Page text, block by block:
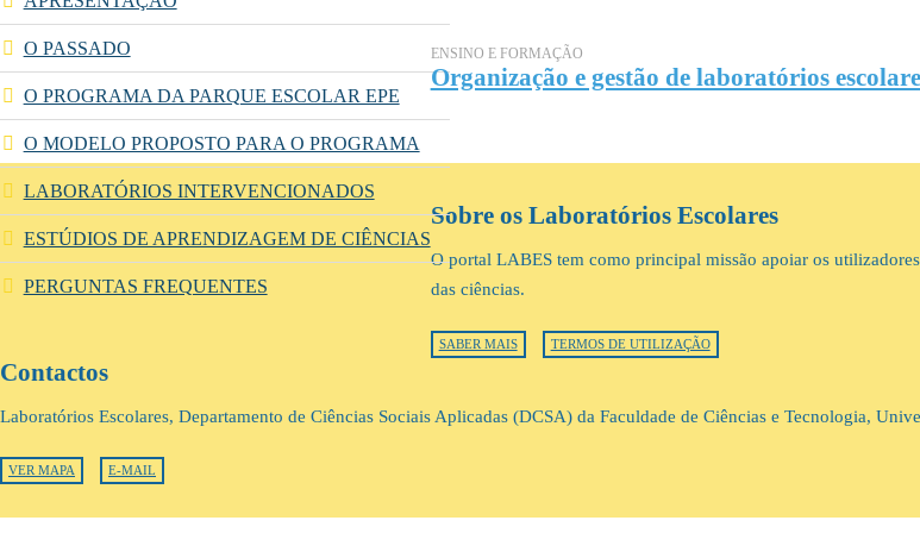
O PASSADO
O PROGRAMA DA PARQUE ESCOLAR EPE
O MODELO PROPOSTO PARA O PROGRAMA
LABORATÓRIOS INTERVENCIONADOS
ESTÚDIOS DE APRENDIZAGEM DE CIÊNCIAS
PERGUNTAS FREQUENTES
ENSINO E FORMAÇÃO
Organização e gestão de laboratórios
Sobre os Laboratórios Escolares
O portal LABES tem como principal missão apoiar os
das ciências.
SABER MAIS TERMOS DE UTILIZAÇÃO
Contactos
Laboratórios Escolares, Departamento de Ciências Sociais Aplicadas (DCSA) da Faculdade de Ciências e Tecnologia,
VER MAPA E-MAIL